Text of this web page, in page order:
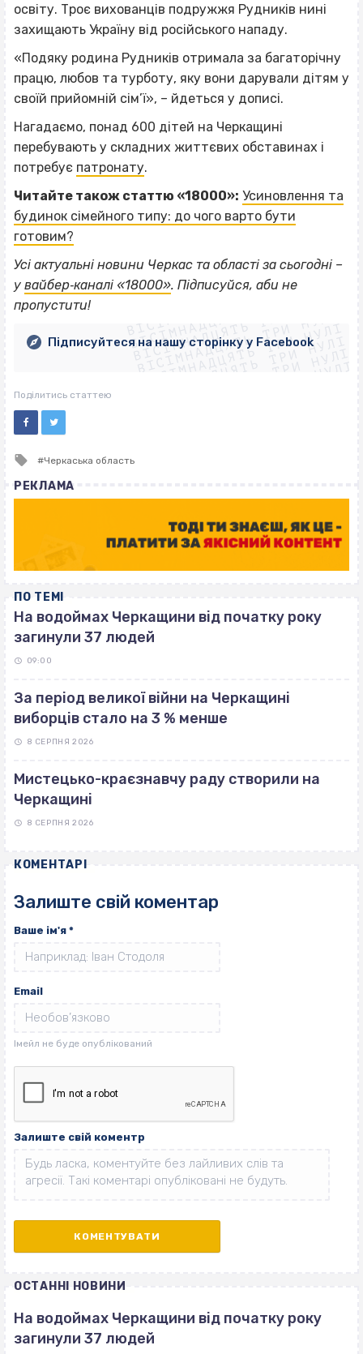
освіту. Троє вихованців подружжя Рудників нині
захищають Україну від російського нападу.
«Подяку родина Рудників отримала за багаторічну
працю, любов та турботу, яку вони дарували дітям у
своїй прийомній сім’ї», – йдеться у дописі.
Нагадаємо, понад 600 дітей на Черкащині
перебувають у складних життєвих обставинах і
потребує патронату.
Читайте також статтю «18000»: Усиновлення та
будинок сімейного типу: до чого варто бути
готовим?
Усі актуальні новини Черкас та області за сьогодні –
у вайбер‐каналі «18000». Підписуйся, аби не
пропустити!
ВІСІМНАДЦЯТЬ ТРИ НУЛІ
ВІСІМНАДЦЯТЬ ТРИ НУЛІ
ВІСІМНАДЦЯТЬ ТРИ НУЛІ
ВІСІМНАДЦЯТЬ ТРИ НУЛІ
ВІСІМНАДЦЯТЬ ТРИ НУЛІ
ВІСІМНАДЦЯТЬ ТРИ НУЛІ
ВІСІМНАДЦЯТЬ ТРИ НУЛІ
ВІСІМНАДЦЯТЬ ТРИ НУЛІ
Підписуйтеся на нашу сторінку у Facebook
Поділитись статтею
Tagged
Черкаська область
РЕКЛАМА
ПО ТЕМІ
На водоймах Черкащини від початку року
загинули 37 людей
09:00
За період великої війни на Черкащині
виборців стало на 3 % менше
8 СЕРПНЯ 2026
Мистецько-краєзнавчу раду створили на
Черкащині
8 СЕРПНЯ 2026
КОМЕНТАРІ
Залиште свій коментар
Ваше ім'я *
Email
Залиште свій коментр
ОСТАННІ НОВИНИ
На водоймах Черкащини від початку року
загинули 37 людей